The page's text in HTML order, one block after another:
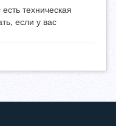
техническая
если у вас